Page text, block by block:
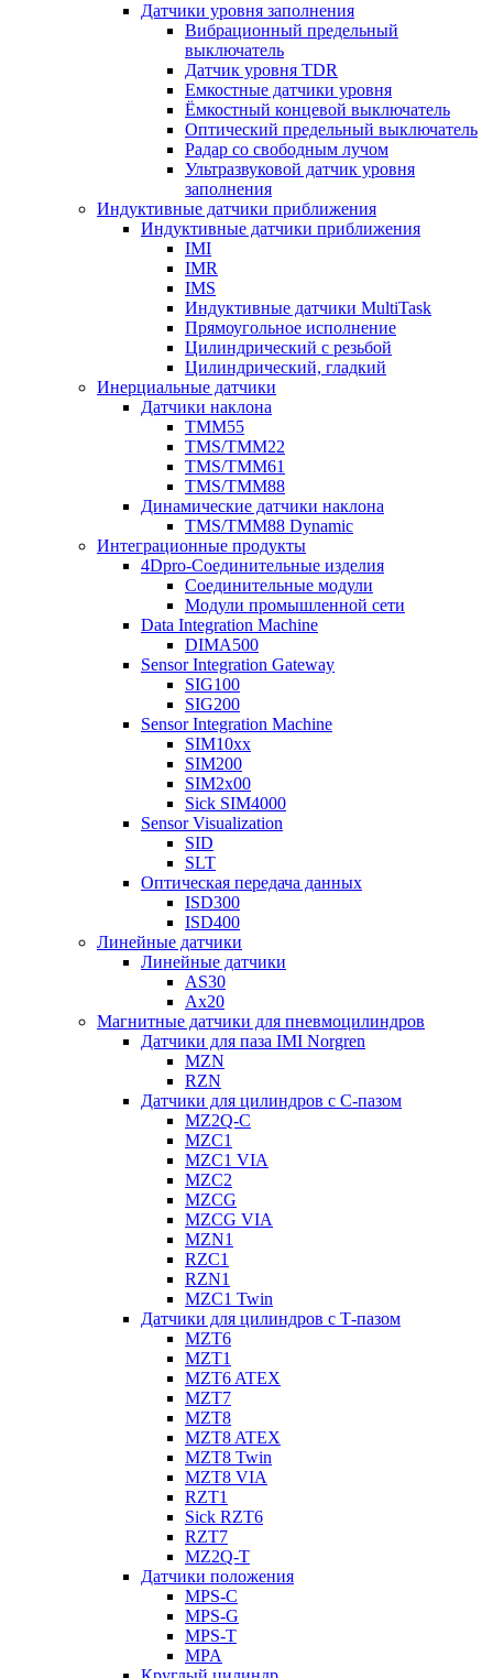
Датчики уровня заполнения
Вибрационный предельный
выключатель
Датчик уровня TDR
Емкостные датчики уровня
Ёмкостный концевой выключатель
Оптический предельный выключатель
Радар со свободным лучом
Ультразвуковой датчик уровня
заполнения
Индуктивные датчики приближения
Индуктивные датчики приближения
IMI
IMR
IMS
Индуктивные датчики MultiTask
Прямоугольное исполнение
Цилиндрический с резьбой
Цилиндрический, гладкий
Инерциальные датчики
Датчики наклона
TMM55
TMS/TMM22
TMS/TMM61
TMS/TMM88
Динамические датчики наклона
TMS/TMM88 Dynamic
Интеграционные продукты
4Dpro-Соединительные изделия
Соединительные модули
Модули промышленной сети
Data Integration Machine
DIMA500
Sensor Integration Gateway
SIG100
SIG200
Sensor Integration Machine
SIM10xx
SIM200
SIM2x00
Sick SIM4000
Sensor Visualization
SID
SLT
Оптическая передача данных
ISD300
ISD400
Линейные датчики
Линейные датчики
AS30
Ax20
Магнитные датчики для пневмоцилиндров
Датчики для паза IMI Norgren
MZN
RZN
Датчики для цилиндров с С-пазом
MZ2Q-C
MZC1
MZC1 VIA
MZC2
MZCG
MZCG VIA
MZN1
RZC1
RZN1
MZC1 Twin
Датчики для цилиндров с Т-пазом
MZT6
MZT1
MZT6 ATEX
MZT7
MZT8
MZT8 ATEX
MZT8 Twin
MZT8 VIA
RZT1
Sick RZT6
RZT7
MZ2Q-T
Датчики положения
MPS-C
MPS-G
MPS-T
MPA